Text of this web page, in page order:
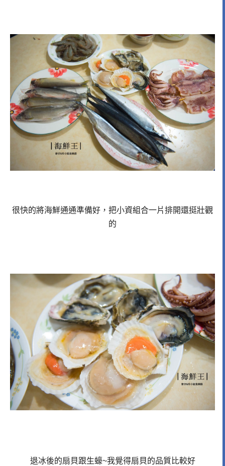
很快的將海鮮通通準備好，把小資組合一片排開還挺壯觀
的
退冰後的扇貝跟生蠔~我覺得扇貝的品質比較好